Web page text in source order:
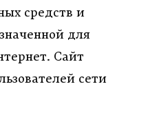
средств и
для
Сайт
сети